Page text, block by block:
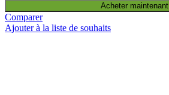
Acheter maintenant
Comparer
Ajouter à la liste de souhaits